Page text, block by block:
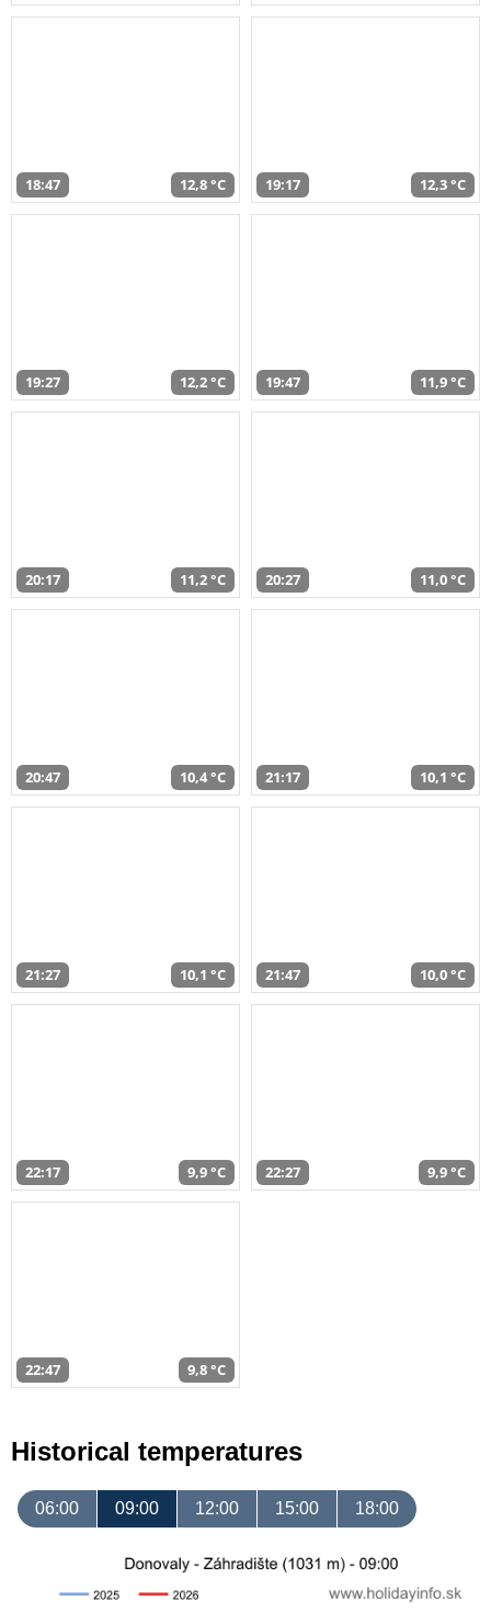
18:47 12,8 °C 19:17 12,3 °C
19:27 12,2 °C 19:47 11,9 °C
20:17 11,2 °C 20:27 11,0 °C
20:47 10,4 °C 21:17 10,1 °C
21:27 10,1 °C 21:47 10,0 °C
22:17 9,9 °C 22:27 9,9 °C
22:47 9,8 °C
Historical temperatures
06:00 09:00 12:00 15:00 18:00